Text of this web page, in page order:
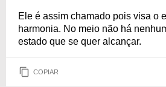
Ele é assim chamado pois visa o
harmonia. No meio não há
estado que se quer alcançar.
COPIAR